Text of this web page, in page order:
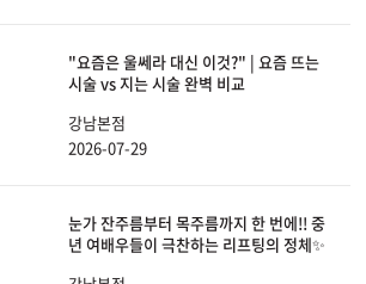
"요즘은 울쎄라 대신 이것?" | 요즘 뜨는
시술 vs 지는 시술 완벽 비교
강남본점
2026-07-29
눈가 잔주름부터 목주름까지 한 번에!! 중
년 여배우들이 극찬하는 리프팅의 정체✨